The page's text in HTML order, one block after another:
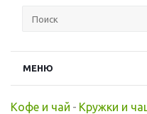
МЕНЮ
Кофе и чай - Кружки и